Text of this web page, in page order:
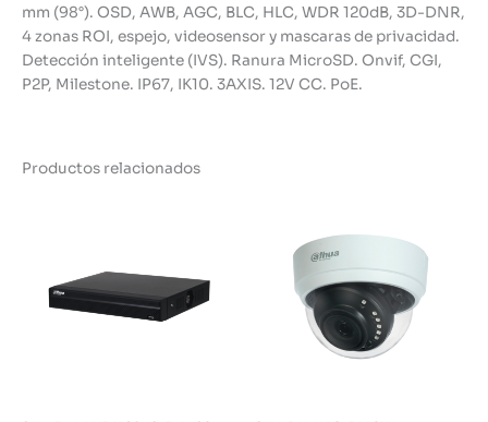
mm (98°). OSD, AWB, AGC, BLC, HLC, WDR 120dB, 3D-DNR,
4 zonas ROI, espejo, videosensor y mascaras de privacidad.
Detección inteligente (IVS). Ranura MicroSD. Onvif, CGI,
P2P, Milestone. IP67, IK10. 3AXIS. 12V CC. PoE.
Productos relacionados